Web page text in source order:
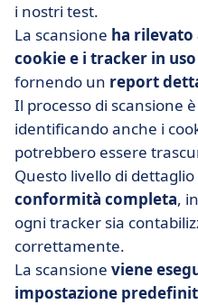
i nostri test.
La scansione ha
cookie e i tracker in uso
fornendo un report
Il processo di scansione è
identificando anche i
potrebbero essere
Questo livello di
conformità completa,
ogni tracker sia
correttamente.
La scansione viene
impostazione